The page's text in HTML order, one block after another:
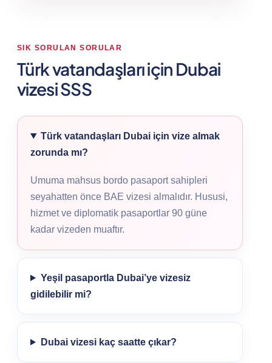
SIK SORULAN SORULAR
Türk vatandaşları için Dubai
vizesi SSS
Türk vatandaşları Dubai için vize almak
zorunda mı?
Umuma mahsus bordo pasaport sahipleri
seyahatten önce BAE vizesi almalıdır. Hususi,
hizmet ve diplomatik pasaportlar 90 güne
kadar vizeden muaftır.
Yeşil pasaportla Dubai’ye vizesiz
gidilebilir mi?
Dubai vizesi kaç saatte çıkar?